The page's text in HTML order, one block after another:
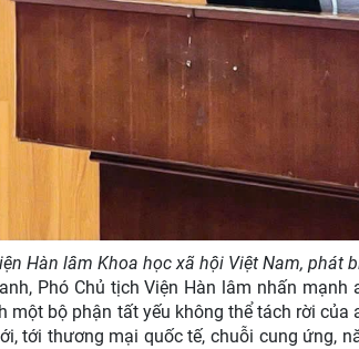
Hàn lâm Khoa học xã hội Việt Nam, phát
Phó Chủ tịch Viện Hàn lâm nhấn
một bộ phận tất yếu không thể tách rời
tới thương mại quốc tế, chuỗi cung ứng,